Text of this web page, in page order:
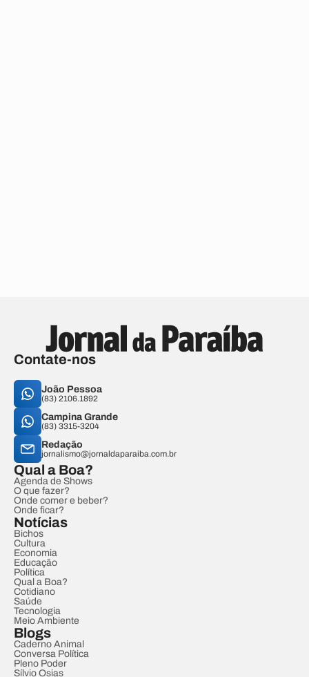
Contate-nos
João Pessoa
(83) 2106.1892
Campina Grande
(83) 3315-3204
Redação
jornalismo@jornaldaparaiba.com.br
Qual a Boa?
Agenda de Shows
O que fazer?
Onde comer e beber?
Onde ficar?
Notícias
Bichos
Cultura
Economia
Educação
Política
Qual a Boa?
Cotidiano
Saúde
Tecnologia
Meio Ambiente
Blogs
Caderno Animal
Conversa Política
Pleno Poder
Sílvio Osias